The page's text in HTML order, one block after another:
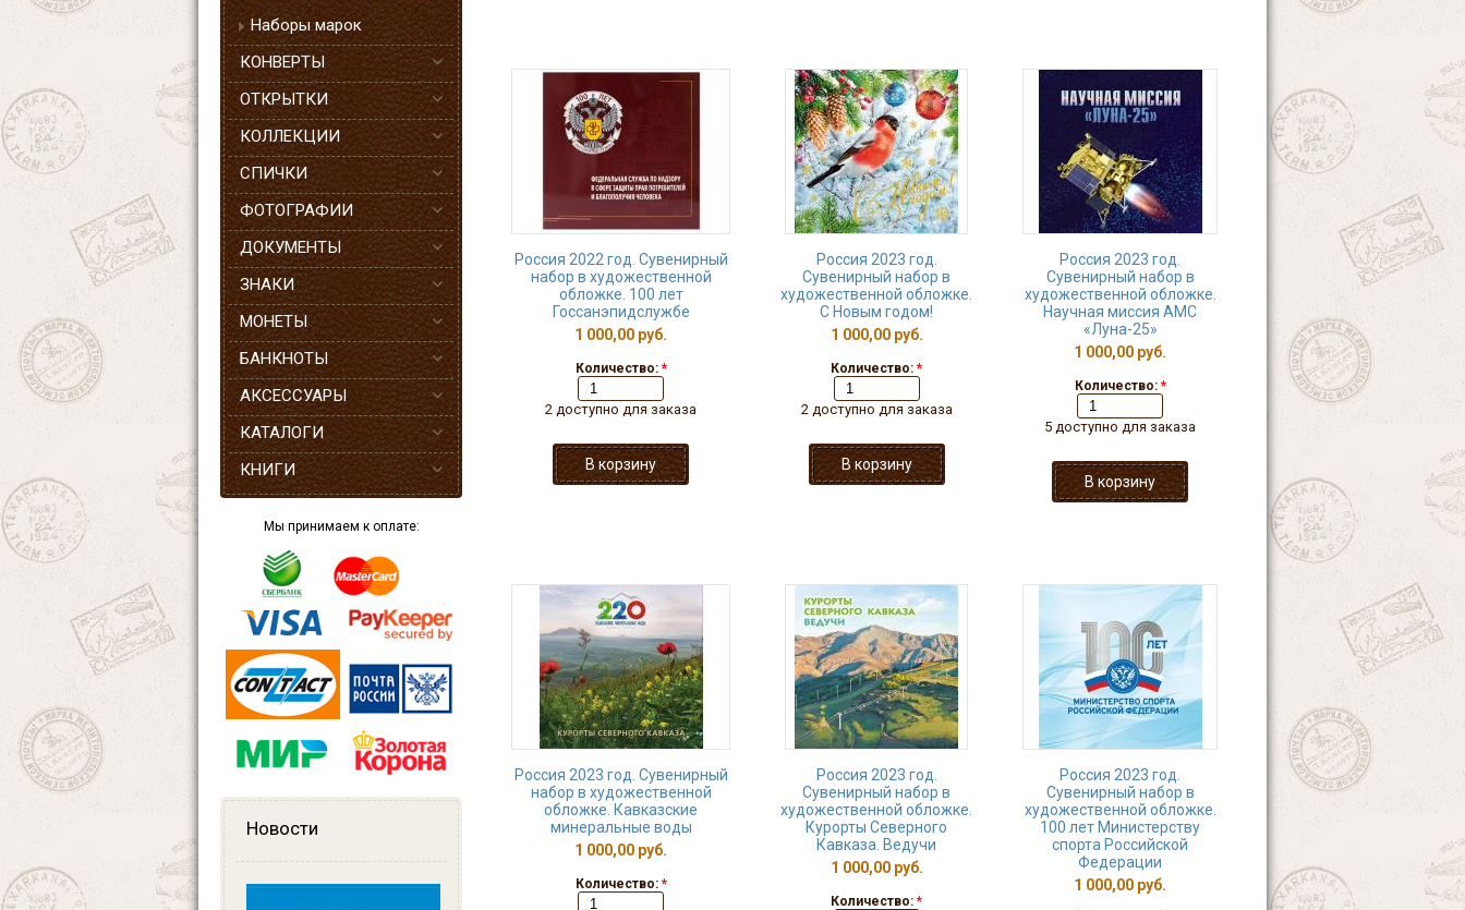
Наборы марок
КОНВЕРТЫ
ОТКРЫТКИ
КОЛЛЕКЦИИ
СПИЧКИ
ФОТОГРАФИИ
ДОКУМЕНТЫ
ЗНАКИ
МОНЕТЫ
БАНКНОТЫ
АКСЕССУАРЫ
КАТАЛОГИ
КНИГИ
Мы принимаем к оплате:
Новости
Россия 2022 год. Сувенирный
набор в художественной
обложке. 100 лет
Госсанэпидслужбе
1 000,00 руб.
Количество: *
2 доступно для заказа
Россия 2023 год.
Сувенирный набор в
художественной обложке.
С Новым годом!
1 000,00 руб.
Количество: *
2 доступно для заказа
Россия 2023 год.
Сувенирный набор в
художественной обложке.
Научная миссия АМС
«Луна-25»
1 000,00 руб.
Количество: *
5 доступно для заказа
Россия 2023 год. Сувенирный
набор в художественной
обложке. Кавказские
минеральные воды
1 000,00 руб.
Количество: *
Россия 2023 год.
Сувенирный набор в
художественной обложке.
Курорты Северного
Кавказа. Ведучи
1 000,00 руб.
Количество: *
Россия 2023 год.
Сувенирный набор в
художественной обложке.
100 лет Министерству
спорта Российской
Федерации
1 000,00 руб.